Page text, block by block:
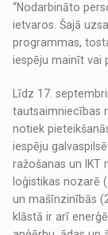
“Nodarbināto
ietvaros. Šajā
programmas,
iespēju mainīt vai
Līdz 17.
tautsaimniecības
notiek
iespēju
ražošanas un IKT
loģistikas nozarē
un mašīnzinībās
klāstā ir arī